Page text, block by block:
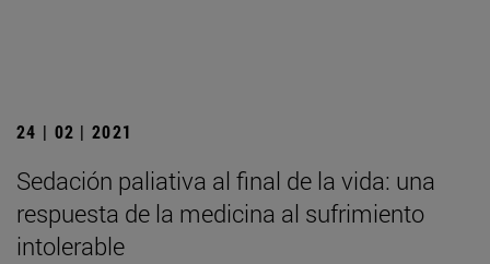
24 | 02 | 2021
Sedación paliativa al final de la vida: una
respuesta de la medicina al sufrimiento
intolerable